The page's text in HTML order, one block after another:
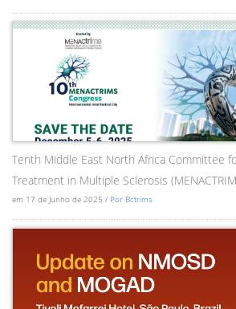
Tenth Middle East North Africa Committee
Treatment in Multiple Sclerosis
em 17 de Junho de 2025 / Por Bctrims